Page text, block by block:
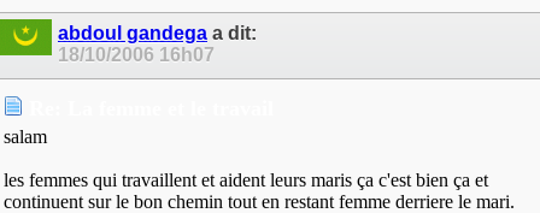
abdoul gandega a dit:
18/10/2006 16h07
salam
les femmes qui travaillent et aident leurs maris ça c'est bien ça et
continuent sur le bon chemin tout en restant femme derriere le mari.